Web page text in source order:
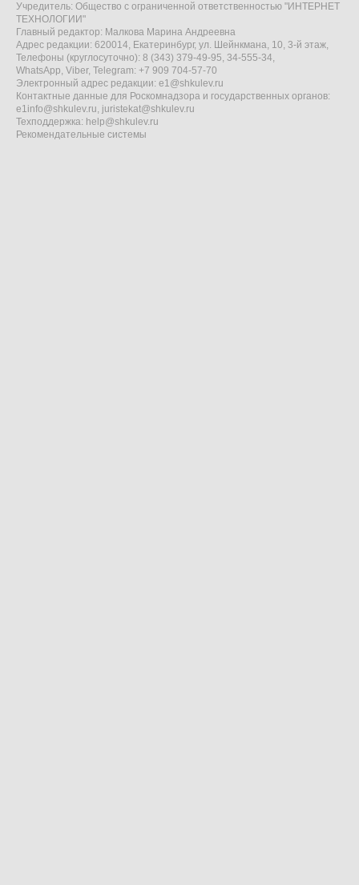
Учредитель: Общество с ограниченной ответственностью "ИНТЕРНЕТ
ТЕХНОЛОГИИ"
Главный редактор: Малкова Марина Андреевна
Адрес редакции: 620014, Екатеринбург, ул. Шейнкмана, 10, 3-й этаж,
Телефоны (круглосуточно): 8 (343) 379-49-95, 34-555-34,
WhatsApp, Viber, Telegram: +7 909 704-57-70
Электронный адрес редакции: e1@shkulev.ru
Контактные данные для Роскомнадзора и государственных органов:
e1info@shkulev.ru, juristekat@shkulev.ru
Техподдержка: help@shkulev.ru
Рекомендательные системы